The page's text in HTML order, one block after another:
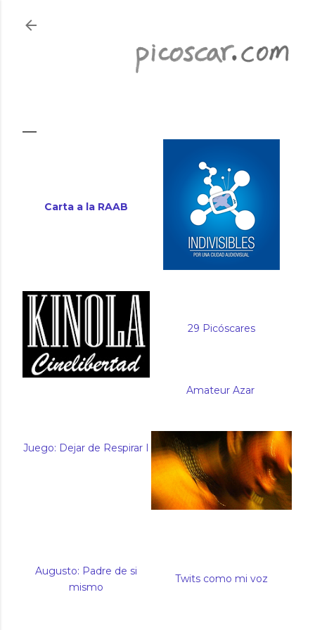
Carta a la RAAB
29 Picóscares
Juego: Dejar de Respirar I
Amateur Azar:
Augusto: Padre de si
mismo
Twits como mi voz